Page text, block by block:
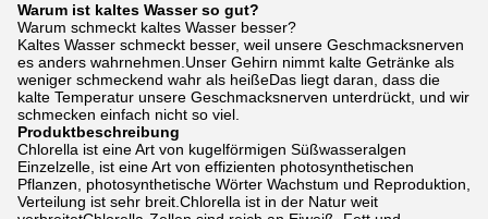
Warum ist kaltes Wasser so gut?
Warum schmeckt kaltes Wasser besser?
Kaltes Wasser schmeckt besser, weil unsere Geschmacksnerven
es anders wahrnehmen.Unser Gehirn nimmt kalte Getränke als
weniger schmeckend wahr als heißeDas liegt daran, dass die
kalte Temperatur unsere Geschmacksnerven unterdrückt, und wir
schmecken einfach nicht so viel.
Produktbeschreibung
Chlorella ist eine Art von kugelförmigen Süßwasseralgen
Einzelzelle, ist eine Art von effizienten photosynthetischen
Pflanzen, photosynthetische Wörter Wachstum und Reproduktion,
Verteilung ist sehr breit.Chlorella ist in der Natur weit